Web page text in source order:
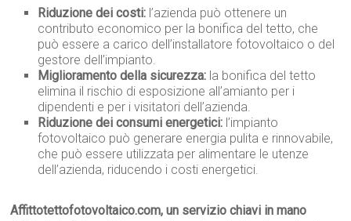
Riduzione dei costi: l’azienda può ottenere un
contributo economico per la bonifica del tetto, che
può essere a carico dell’installatore fotovoltaico o del
gestore dell’impianto.
Miglioramento della sicurezza: la bonifica del tetto
elimina il rischio di esposizione all’amianto per i
dipendenti e per i visitatori dell’azienda.
Riduzione dei consumi energetici: l’impianto
fotovoltaico può generare energia pulita e rinnovabile,
che può essere utilizzata per alimentare le utenze
dell’azienda, riducendo i costi energetici.
Affittotettofotovoltaico.com, un servizio chiavi in mano